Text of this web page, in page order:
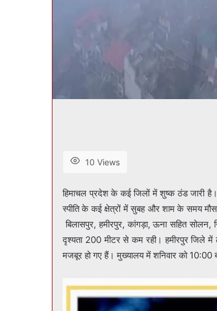
10 Views
हिमाचल प्रदेश के कई जिलों में शुष्क ठंड जारी
स्पीति के कई क्षेत्रों में सुबह और शाम के समय
बिलासपुर, हमीरपुर, कांगड़ा, ऊना सहित सोलन,
दृश्यता 200 मीटर से कम रही। हमीरपुर जिले
मजबूर हो गए हैं। मुख्यालय में शनिवार को